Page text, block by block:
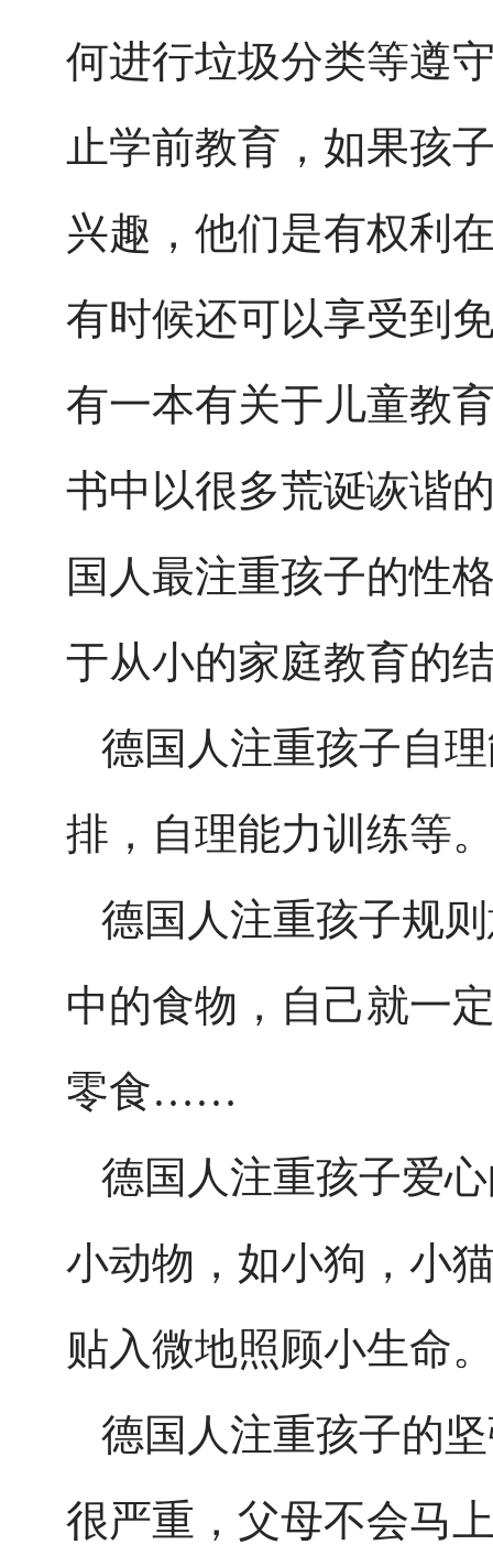
何进行垃圾分类等遵
止学前教育，如果孩
兴趣，他们是有权利
有时候还可以享受到
有一本有关于儿童教
书中以很多荒诞诙谐
国人最注重孩子的性
于从小的家庭教育的
德国人注重孩子自
排，自理能力训练等
德国人注重孩子规
中的食物，自己就一
零食……
德国人注重孩子爱
小动物，如小狗，小
贴入微地照顾小生命
德国人注重孩子的
很严重，父母不会马